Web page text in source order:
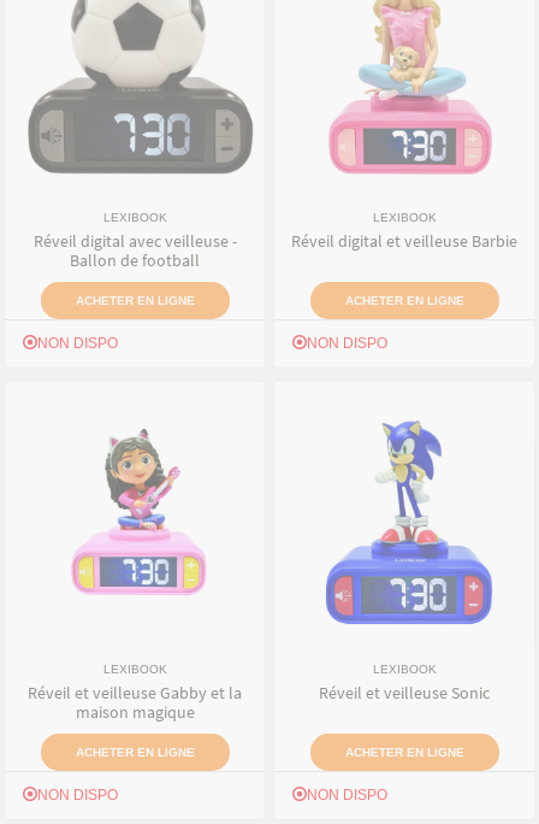
LEXIBOOK
Réveil digital avec veilleuse -
Ballon de football
ACHETER EN LIGNE
NON DISPO
LEXIBOOK
Réveil digital et veilleuse Barbie
ACHETER EN LIGNE
NON DISPO
LEXIBOOK
Réveil et veilleuse Gabby et la
maison magique
ACHETER EN LIGNE
NON DISPO
LEXIBOOK
Réveil et veilleuse Sonic
ACHETER EN LIGNE
NON DISPO